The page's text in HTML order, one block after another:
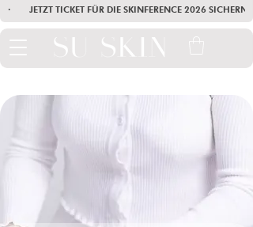
·        JETZT TICKET FÜR DIE SKINFERENCE 2026